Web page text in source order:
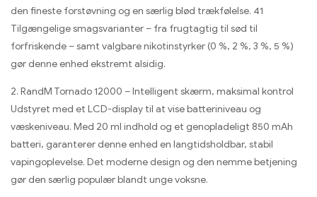
den fineste forstøvning og en særlig blød trækfølelse. 41
Tilgængelige smagsvarianter – fra frugtagtig til sød til
forfriskende – samt valgbare nikotinstyrker (0 %, 2 %, 3 %, 5 %)
gør denne enhed ekstremt alsidig.
2. RandM Tornado 12000 – Intelligent skærm, maksimal kontrol
Udstyret med et LCD-display til at vise batteriniveau og
væskeniveau. Med 20 ml indhold og et genopladeligt 850 mAh
batteri, garanterer denne enhed en langtidsholdbar, stabil
vapingoplevelse. Det moderne design og den nemme betjening
gør den særlig populær blandt unge voksne.